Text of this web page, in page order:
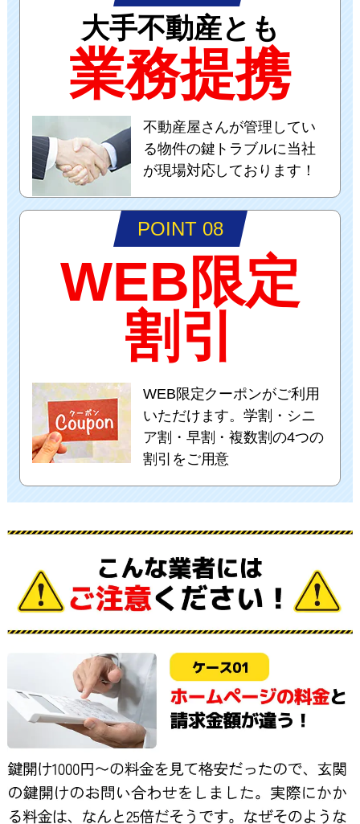
大手不動産とも
業務提携
不動産屋さんが管理してい
る物件の鍵トラブルに当社
が現場対応しております！
POINT 08
WEB限定
割引
WEB限定クーポンがご利用
いただけます。学割・シニ
ア割・早割・複数割の4つの
割引をご用意